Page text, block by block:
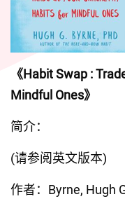
《Habit Swap :
Mindful Ones》
简介：
(请参阅英文版本)
作者：Byrne, Hugh